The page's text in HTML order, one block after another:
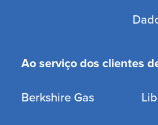
Ao serviço dos clientes
Berkshire Gas